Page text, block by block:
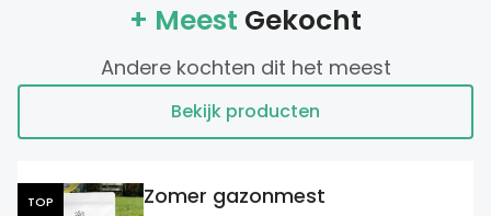
+ Meest Gekocht
Andere kochten dit het meest
Bekijk producten
TOP Zomer gazonmest